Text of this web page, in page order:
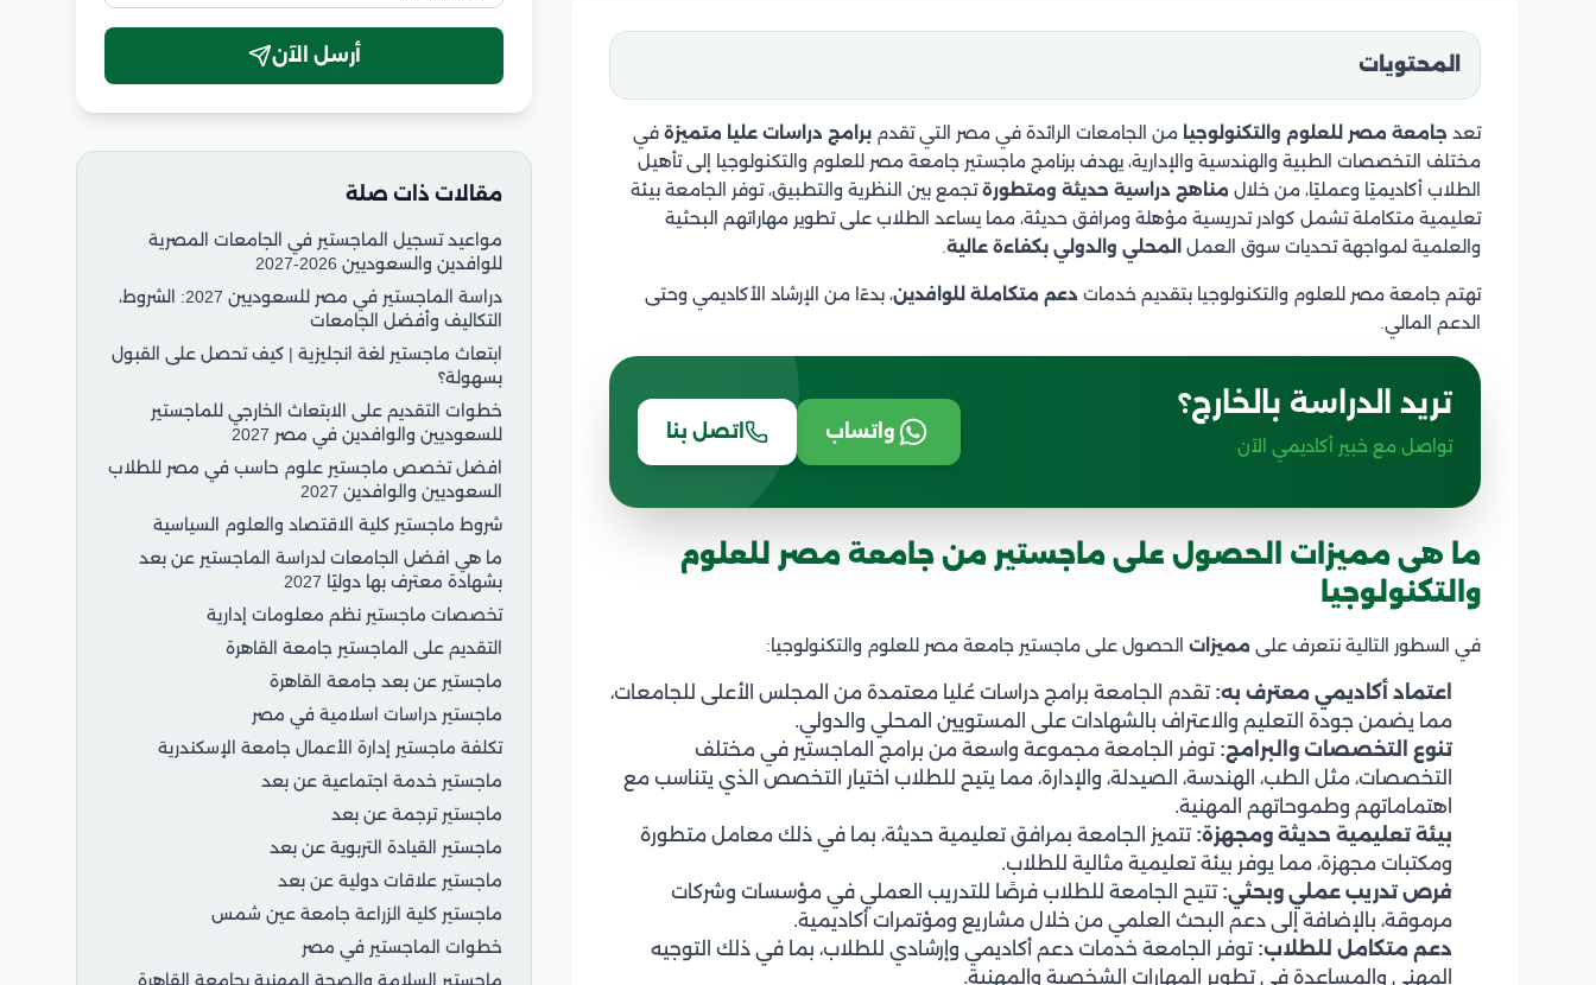
المحتويات
تعد جامعة مصر للعلوم والتكنولوجيا من الجامعات الرائدة في مصر التي تقدم برامج دراسات عليا متميزة في
مختلف التخصصات الطبية والهندسية والإدارية، يهدف برنامج ماجستير جامعة مصر للعلوم والتكنولوجيا إلى تأهيل
الطلاب أكاديميًا وعمليًا، من خلال مناهج دراسية حديثة ومتطورةتجمع بين النظرية والتطبيق، توفر الجامعة بيئة
تعليمية متكاملة تشمل كوادر تدريسية مؤهلة ومرافق حديثة، مما يساعد الطلاب على تطوير مهاراتهم البحثية
والعلمية لمواجهة تحديات سوق العمل
المحلي والدولي بكفاءة عالية
تهتم جامعة مصر للعلوم والتكنولوجيا بتقديم خدمات دعم متكاملة للوافدين، بدءًا من الإرشاد الأكاديمي وحتى
الدعم المالي.
تريد الدراسة بالخارج؟
تواصل مع خبير أكاديمي الآن
واتساب اتصل بنا
ما هى مميزات الحصول على ماجستير من جامعة مصر للعلوم
والتكنولوجيا
في السطور التالية نتعرف على مميزات الحصول على ماجستير جامعة مصر للعلوم والتكنولوجيا:
اعتماد أكاديمي معترف به: تقدم الجامعة برامج دراسات عُليا معتمدة من المجلس الأعلى للجامعات،
مما يضمن جودة التعليم والاعتراف بالشهادات على المستويين المحلي والدولي.
تنوع التخصصات والبرامج: توفر الجامعة مجموعة واسعة من برامج الماجستير في مختلف
التخصصات، مثل الطب، الهندسة، الصيدلة، والإدارة، مما يتيح للطلاب اختيار التخصص الذي يتناسب مع
اهتماماتهم وطموحاتهم المهنية.
بيئة تعليمية حديثة ومجهزة: تتميز الجامعة بمرافق تعليمية حديثة، بما في ذلك معامل متطورة
ومكتبات مجهزة، مما يوفر بيئة تعليمية مثالية للطلاب.
فرص تدريب عملي وبحثي: تتيح الجامعة للطلاب فرصًا للتدريب العملي في مؤسسات وشركات
مرموقة، بالإضافة إلى دعم البحث العلمي من خلال مشاريع ومؤتمرات أكاديمية.
دعم متكامل للطلاب: توفر الجامعة خدمات دعم أكاديمي وإرشادي للطلاب، بما في ذلك التوجيه
المهني والمساعدة في تطوير المهارات الشخصية والمهنية.
أرسل الآن
مقالات ذات صلة
مواعيد تسجيل الماجستير في الجامعات المصرية
للوافدين والسعوديين 2026-2027
دراسة الماجستير في مصر للسعوديين 2027: الشروط،
التكاليف وأفضل الجامعات
ابتعاث ماجستير لغة انجليزية | كيف تحصل على القبول
بسهولة؟
خطوات التقديم على الابتعاث الخارجي للماجستير
للسعوديين والوافدين في مصر 2027
افضل تخصص ماجستير علوم حاسب في مصر للطلاب
السعوديين والوافدين 2027
شروط ماجستير كلية الاقتصاد والعلوم السياسية
ما هي افضل الجامعات لدراسة الماجستير عن بعد
بشهادة معترف بها دوليًا 2027
تخصصات ماجستير نظم معلومات إدارية
التقديم على الماجستير جامعة القاهرة
ماجستير عن بعد جامعة القاهرة
ماجستير دراسات اسلامية في مصر
تكلفة ماجستير إدارة الأعمال جامعة الإسكندرية
ماجستير خدمة اجتماعية عن بعد
ماجستير ترجمة عن بعد
ماجستير القيادة التربوية عن بعد
ماجستير علاقات دولية عن بعد
ماجستير كلية الزراعة جامعة عين شمس
خطوات الماجستير في مصر
ماجستير السلامة والصحة المهنية بجامعة القاهرة